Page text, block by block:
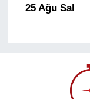
25 Ağu Sal